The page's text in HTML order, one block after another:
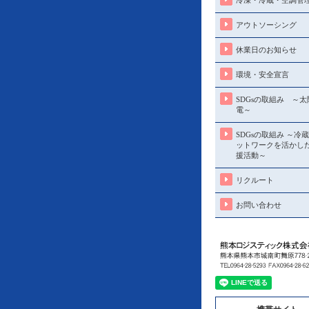
アウトソーシング
休業日のお知らせ
環境・安全宣言
SDGsの取組み ～太
電～
SDGsの取組み ～冷
ットワークを活かし
援活動～
リクルート
お問い合わせ